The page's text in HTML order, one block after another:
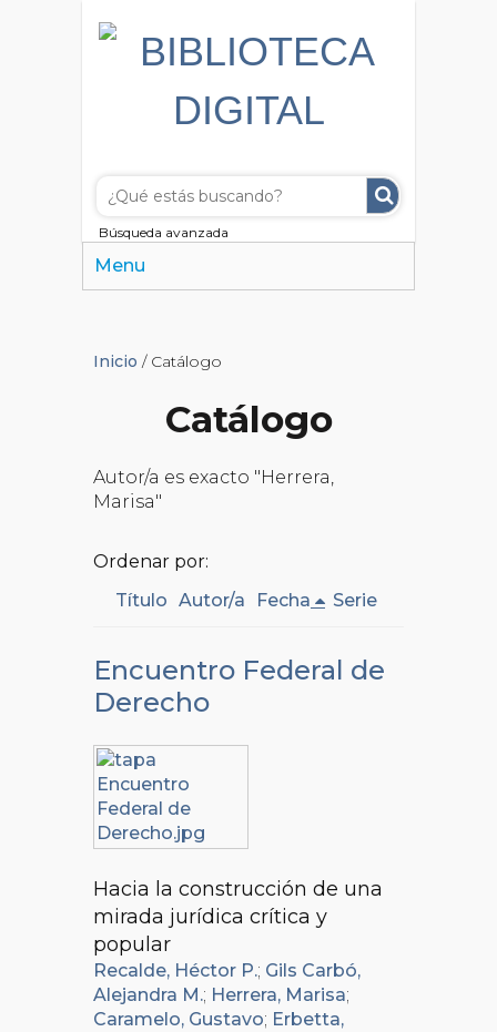
Búsqueda avanzada
Menu
Inicio / Catálogo
Catálogo
Autor/a es exacto "Herrera,
Marisa"
Ordenar por:
Título Autor/a Fecha Serie
Encuentro Federal de
Derecho
Hacia la construcción de una
mirada jurídica crítica y
popular
Recalde, Héctor P.; Gils Carbó,
Alejandra M.; Herrera, Marisa;
Caramelo, Gustavo; Erbetta,